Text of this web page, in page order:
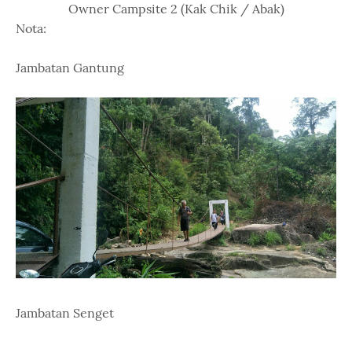
Owner Campsite 2 (Kak Chik / Abak)
Nota:
Jambatan Gantung
Jambatan Senget